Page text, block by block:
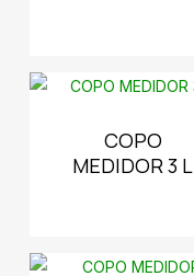
COPO
MEDIDOR 3 L